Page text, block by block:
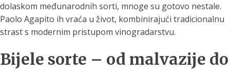
dolaskom međunarodnih sorti, mnoge su gotovo nestale.
Paolo Agapito ih vraća u život, kombinirajući tradicionalnu
strast s modernim pristupom vinogradarstvu.
Bijele sorte – od malvazije do